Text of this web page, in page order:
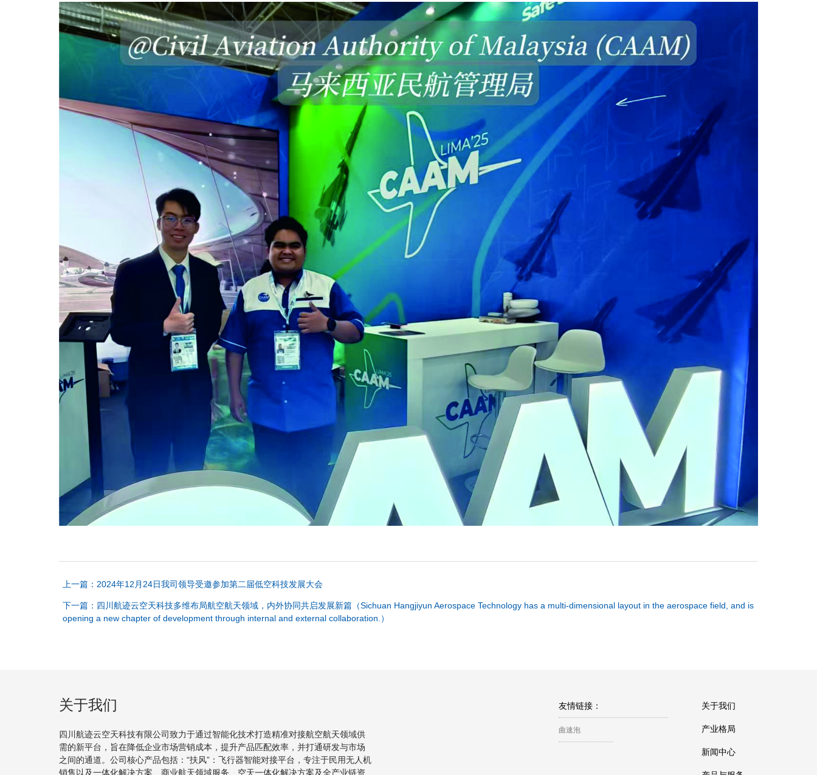
上一篇：2024年12月24日我司领导受邀参加第二届低空科技发展大会
下一篇：四川航迹云空天科技多维布局航空航天领域，内外协同共启发展新篇（Sichuan Hangjiyun Aerospace Technology has a multi-dimensional layout in the aerospace field, and is
opening a new chapter of development through internal and external collaboration.）
友情链接：
曲速泡
关于我们
产业格局
新闻中心
关于我们
四川航迹云空天科技有限公司致力于通过智能化技术打造精准对接航空航天领域供
需的新平台，旨在降低企业市场营销成本，提升产品匹配效率，并打通研发与市场
之间的通道。公司核心产品包括：“扶风”：飞行器智能对接平台，专注于民用无人机
销售以及一体化解决方案、商业航天领域服务、空天一体化解决方案及全产业链资